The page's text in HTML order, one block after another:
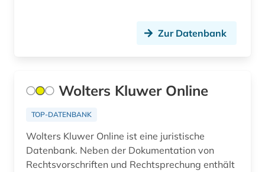
deutschland &lt;ddr, motiv&gt; (1)
deutschland recht (1)
die @linke (1)
Zur Datenbank
Wolters Kluwer Online
TOP-DATENBANK
Wolters Kluwer Online ist eine juristische
Datenbank. Neben der Dokumentation von
Rechtsvorschriften und Rechtsprechung enthält